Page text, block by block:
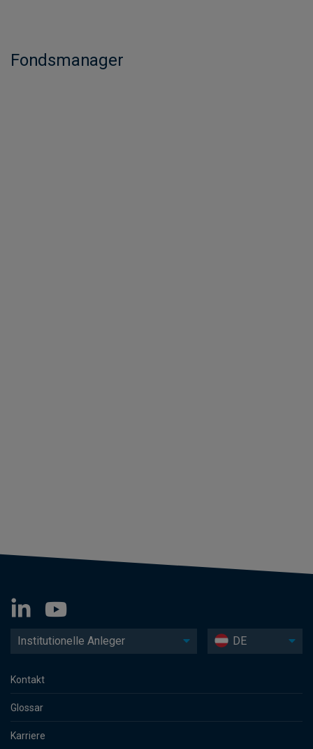
Fondsmanager​​​​​​​​​​​​​​​​​​​​
Institutionelle Anleger DE
Kontakt
Glossar
Karriere